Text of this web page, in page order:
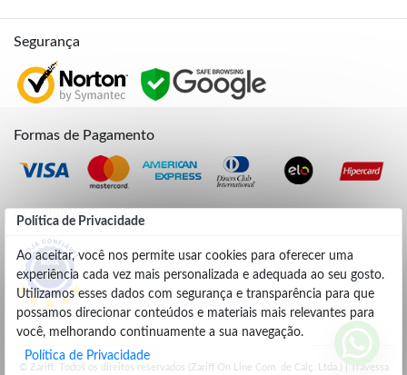
Política de Privacidade
Ao aceitar, você nos permite usar cookies para oferecer uma
experiência cada vez mais personalizada e adequada ao seu gosto.
Utilizamos esses dados com segurança e transparência para que
possamos direcionar conteúdos e materiais mais relevantes para
você, melhorando continuamente a sua navegação.
Política de Privacidade
Segurança
Formas de Pagamento
Credibilidade
4.9
© Zariff. Todos os direitos reservados (Zariff On Line Com. de Calç. Ltda.) | Travessa